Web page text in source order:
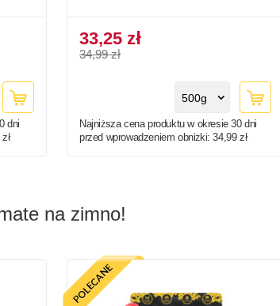
dni
33,25 zł
34,99 zł
500g
Najniższa cena produktu w okresie 30 dni
przed wprowadzeniem obniżki:34,99 zł
na zimno!